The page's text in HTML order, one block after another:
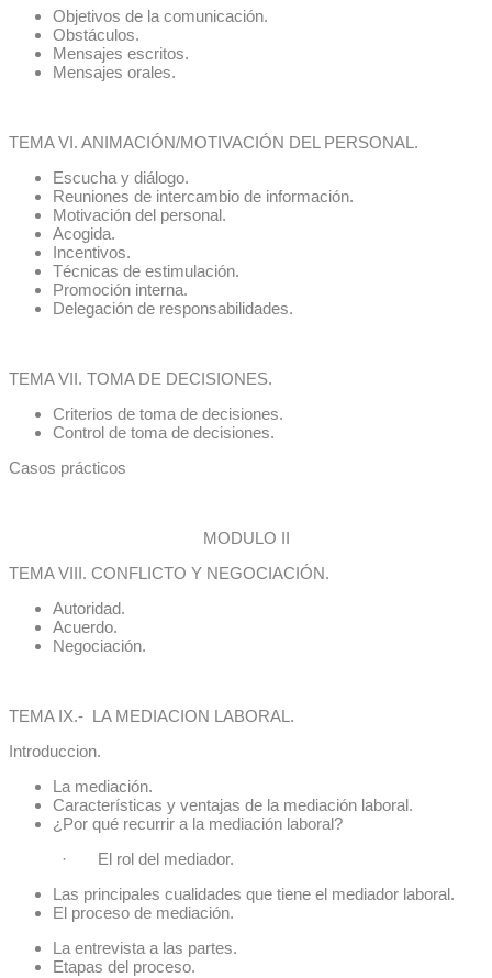
Objetivos de la comunicación.
Obstáculos.
Mensajes escritos.
Mensajes orales.
TEMA VI. ANIMACIÓN/MOTIVACIÓN DEL PERSONAL.
Escucha y diálogo.
Reuniones de intercambio de información.
Motivación del personal.
Acogida.
Incentivos.
Técnicas de estimulación.
Promoción interna.
Delegación de responsabilidades.
TEMA VII. TOMA DE DECISIONES.
Criterios de toma de decisiones.
Control de toma de decisiones.
Casos prácticos
MODULO II
TEMA VIII. CONFLICTO Y NEGOCIACIÓN.
Autoridad.
Acuerdo.
Negociación.
TEMA IX.- LA MEDIACION LABORAL.
Introduccion.
La mediación.
Características y ventajas de la mediación laboral.
¿Por qué recurrir a la mediación laboral?
· El rol del mediador.
Las principales cualidades que tiene el mediador laboral.
El proceso de mediación.
La entrevista a las partes.
Etapas del proceso.